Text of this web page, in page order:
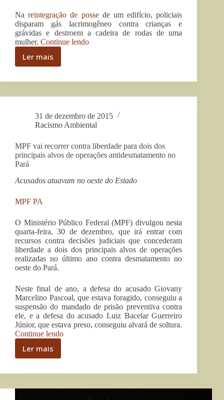
Nareintegração de possede um edifício, policiais
disparam gás lacrimogêneo contra crianças e
grávidas e destroem a cadeira de rodas de uma
mulher. Continue lendo“Informação
na
Pública
de
(para
baixar)”
Ler maisInformação
A
Dados
na
Segurança
Pública
de
São
(para
31 de dezembro de 2015
Racismo Ambiental
MPF vai recorrer contra liberdade para dois dos
principais alvos de operações antidesmatamento no
Pará
Acusados atuavam no oeste do Estado
MPF PA
O Ministério Público Federal (MPF) divulgou nesta
quarta-feira, 30 de dezembro, que irá entrar com
recursos contra decisões judiciais que concederam
liberdade a dois dos principais alvos de operações
realizadas no último ano contra desmatamento no
oeste do Pará.
Neste final de ano, a defesa do acusado Giovany
Marcelino Pascoal, que estava foragido, conseguiu a
suspensão do mandado de prisão preventiva contra
ele, e a defesa do acusado Luiz Bacelar Guerreiro
Júnior, que estava preso, conseguiu alvará de soltura.
Continue lendo“MPF
dois
Ler mais
MPF
recorrer